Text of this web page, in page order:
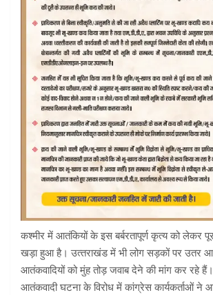
कश्मीर में आतंकियों के इस बर्बरतापूर्ण कृत्य को लेकर
खड़ा हुआ है। उत्‍तराखंड में भी लोग सड़कों पर उतर
आतंकवादियों को मुंह तोड़ जवाब देने की मांग कर रहे हैं।
आतंकवादी घटना के विरोध में कांग्रेस कार्यकर्ताओं ने